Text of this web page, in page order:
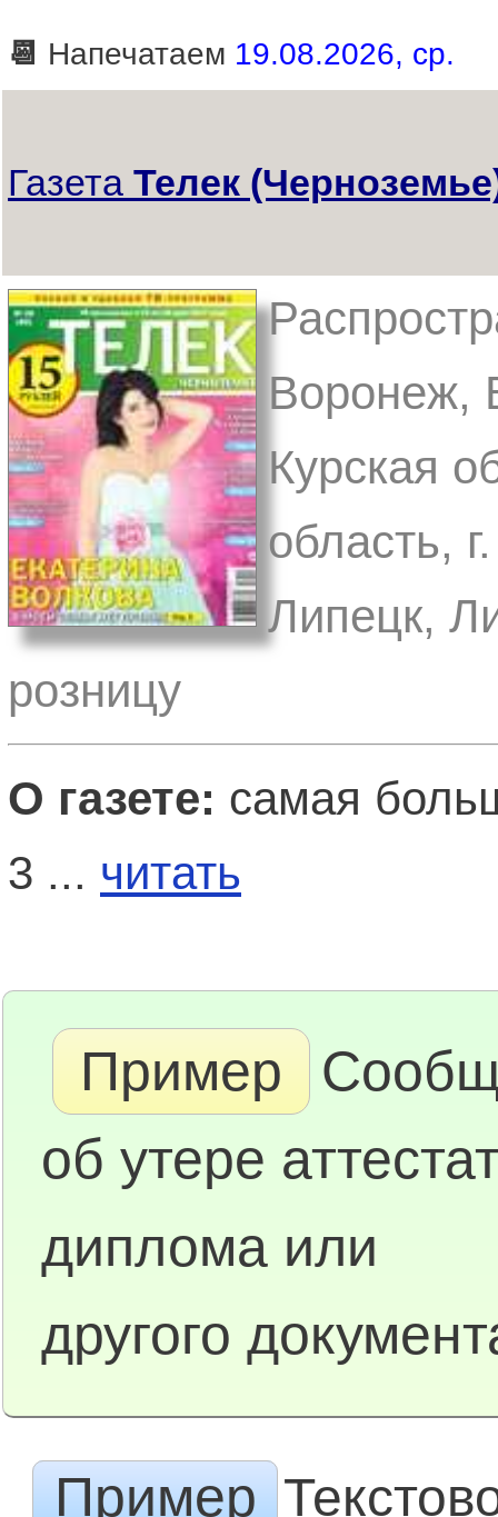
📆 Напечатаем 19.08.2026, ср.
Газета Телек
Воронеж,
Курская
область,
Липецк,
розницу
О газете: самая
3 ... читать
Пример
об утере
диплома или
другого
Пример